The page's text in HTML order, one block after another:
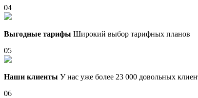
04
Выгодные тарифы Широкий выбор тарифных планов
05
Наши клиенты У нас уже более 23 000 довольных
06